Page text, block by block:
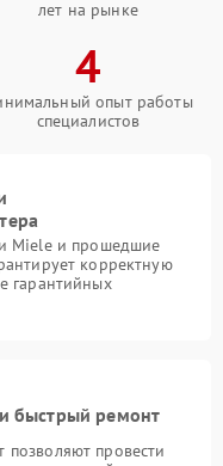
лет на рынке
4
опыт работы
специалистов
Miele и прошедшие
корректную
гарантийных
быстрый ремонт
провести